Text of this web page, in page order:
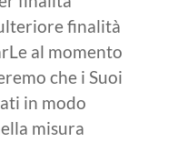
finalità
al momento
che i Suoi
in modo
misura